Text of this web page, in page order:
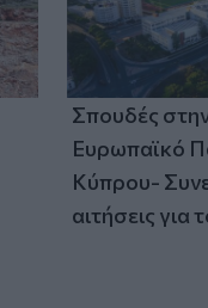
Σπουδές
Ευρωπαϊκό
Κύπρου-
αιτήσεις